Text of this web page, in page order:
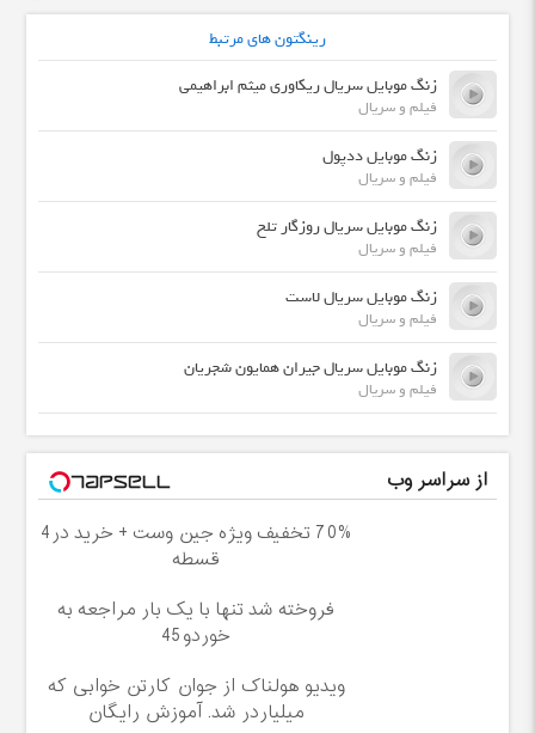
رینگتون های مرتبط
زنگ موبایل سریال ریکاوری میثم ابراهیمی
فیلم و سریال
زنگ موبایل ددپول
فیلم و سریال
زنگ موبایل سریال روزگار تلخ
فیلم و سریال
زنگ موبایل سریال لاست
فیلم و سریال
زنگ موبایل سریال جیران همایون شجریان
فیلم و سریال
از سراسر وب
70% تخفیف ویژه جین وست + خرید در4
قسطه
فروخته شد تنها با یک بار مراجعه به
خوردو45
ویدیو هولناک از جوان کارتن خوابی که
میلیاردر شد. آموزش رایگان